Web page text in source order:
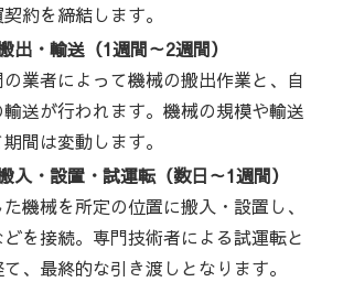
約を締結します。
出・輸送（1週間～2週間）
業者によって機械の搬出作業と、自
送が行われます。機械の規模や輸送
間は変動します。
入・設置・試運転（数日～1週間）
機械を所定の位置に搬入・設置し、
を接続。専門技術者による試運転と
、最終的な引き渡しとなります。